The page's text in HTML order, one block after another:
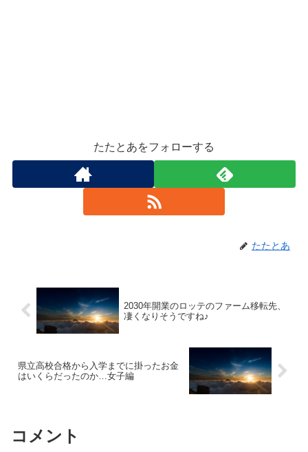
たたとあをフォローする
たたとあ
2030年開業のロッテのファーム移転先、
凄くなりそうですね♪
県立高校合格から入学までに掛ったお金
はいくらだったのか…女子編
コメント